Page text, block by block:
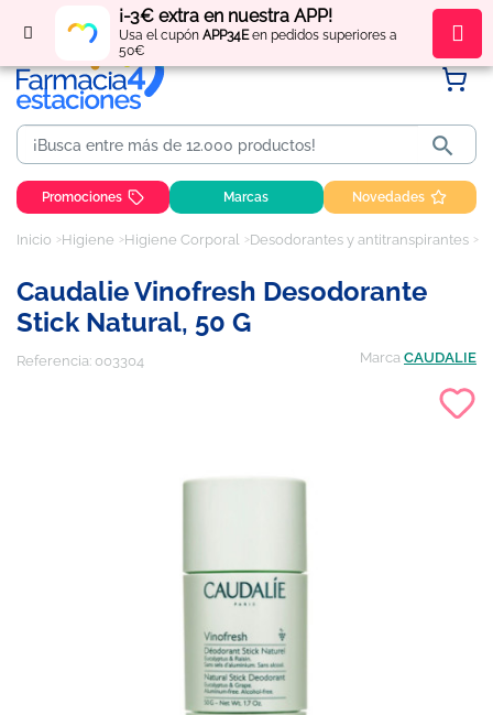
¡-3€ extra en nuestra APP!
Usa el cupón APP34Een pedidos superiores a
50€
Regístratey obténpuntos por tus compras

Promociones Marcas Novedades
Inicio Higiene Higiene Corporal Desodorantes y antitranspirantes
Caudalie Vinofresh Desodorante
Stick Natural, 50 G
Referencia: 003304 Marca CAUDALIE